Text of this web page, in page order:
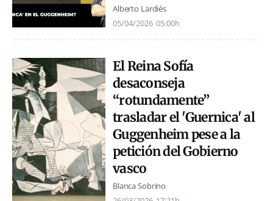
Alberto Lardiés
05/04/2026 05:00h
El Reina Sofía
desaconseja
“rotundamente”
trasladar el 'Guernica' al
Guggenheim pese a la
petición del Gobierno
vasco
Blanca Sobrino